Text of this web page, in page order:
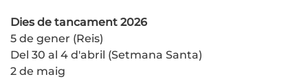
Dies de tancament 2026
5 de gener (Reis)
Del 30 al 4 d'abril (Setmana Santa)
2 de maig